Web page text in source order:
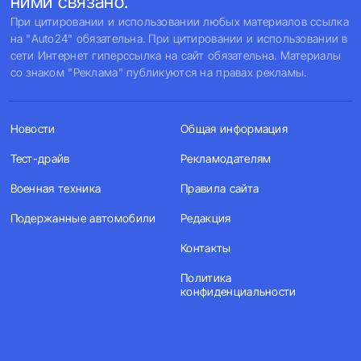
При цитировании и использовании любых материалов ссылка
на "Auto24" обязательна. При цитировании и использовании в
сети Интернет гиперссылка на сайт обязательна. Материалы
со знаком "Реклама" публикуются на правах рекламы.
Новости
Тест-драйв
Военная техника
Подержанные автомобили
Общая информация
Рекламодателям
Правила сайта
Редакция
Контакты
Политика
конфиденциальности